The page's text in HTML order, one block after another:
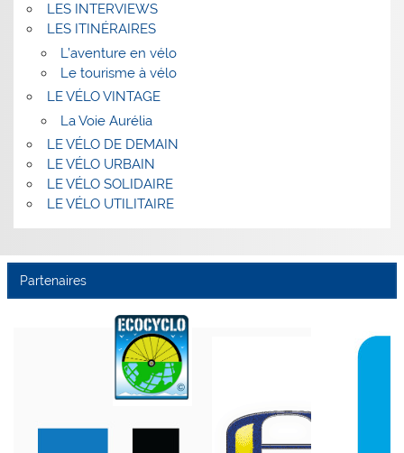
LES INTERVIEWS
LES ITINÉRAIRES
L’aventure en vélo
Le tourisme à vélo
LE VÉLO VINTAGE
La Voie Aurélia
LE VÉLO DE DEMAIN
LE VÉLO URBAIN
LE VÉLO SOLIDAIRE
LE VÉLO UTILITAIRE
Partenaires